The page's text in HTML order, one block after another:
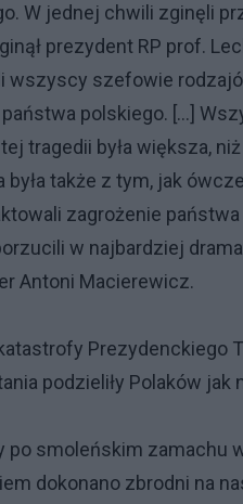
W jednej chwili zginęli
prezydent RP prof.
wszyscy szefowie
polskiego. [...]
tragedii była większa,
także z tym, jak
zagrożenie
w najbardziej
Antoni Macierewicz.
Prezydenckiego
podzieliły Polaków jak
po smoleńskim zamachu
dokonano zbrodni na